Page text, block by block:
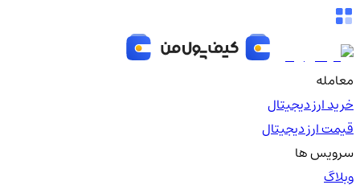
معامله
خرید ارز دیجیتال
قیمت ارز دیجیتال
سرویس ها
وبلاگ